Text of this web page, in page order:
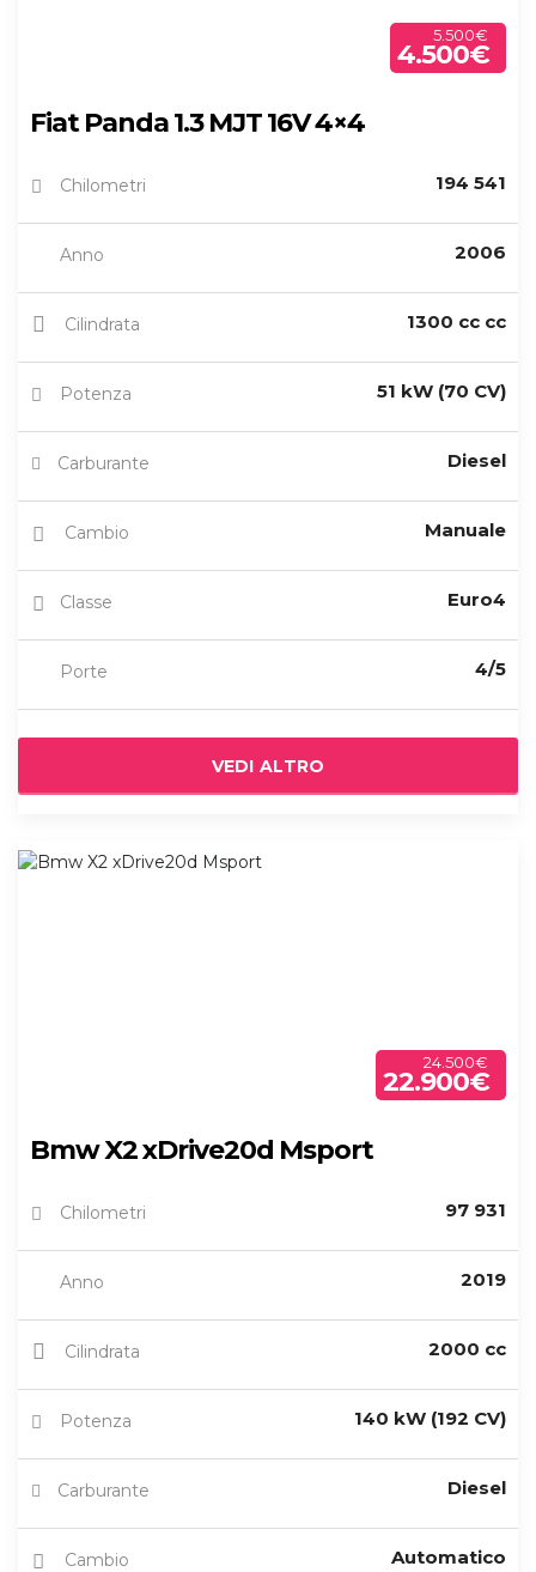
5.500€
4.500€
Fiat Panda 1.3 MJT 16V 4×4
Chilometri 194 541
Anno 2006
Cilindrata 1300 cc cc
Potenza 51 kW (70 CV)
Carburante Diesel
Cambio Manuale
Classe Euro4
Porte 4/5
VEDI ALTRO
24.500€
22.900€
Bmw X2 xDrive20d Msport
Chilometri 97 931
Anno 2019
Cilindrata 2000 cc
Potenza 140 kW (192 CV)
Carburante Diesel
Cambio Automatico